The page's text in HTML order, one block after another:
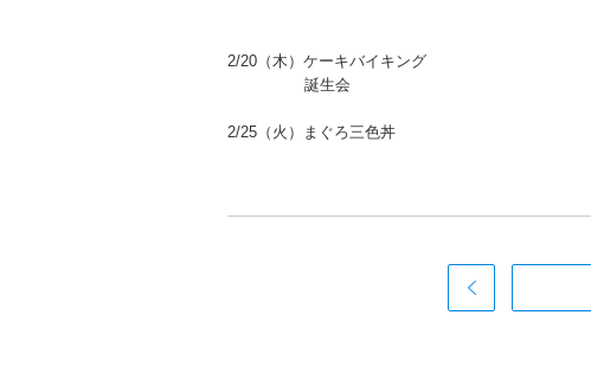
2/20（木）ケーキバイキング
誕生会
2/25（火）まぐろ三色丼